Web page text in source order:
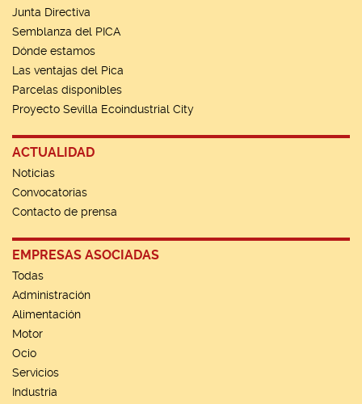
Junta Directiva
Semblanza del PICA
Dónde estamos
Las ventajas del Pica
Parcelas disponibles
Proyecto Sevilla Ecoindustrial City
ACTUALIDAD
Noticias
Convocatorias
Contacto de prensa
EMPRESAS ASOCIADAS
Todas
Administración
Alimentación
Motor
Ocio
Servicios
Industria